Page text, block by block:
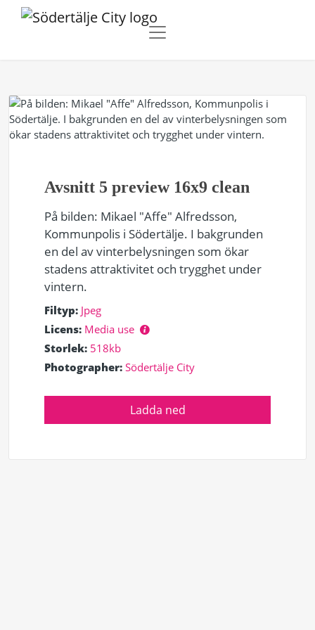
Avsnitt 5 preview 16x9 clean
På bilden: Mikael "Affe" Alfredsson,
Kommunpolis i Södertälje. I bakgrunden
en del av vinterbelysningen som ökar
stadens attraktivitet och trygghet under
vintern.
Filtyp: Jpeg
Licens: Media use
Storlek: 518kb
Photographer: Södertälje City
Ladda ned